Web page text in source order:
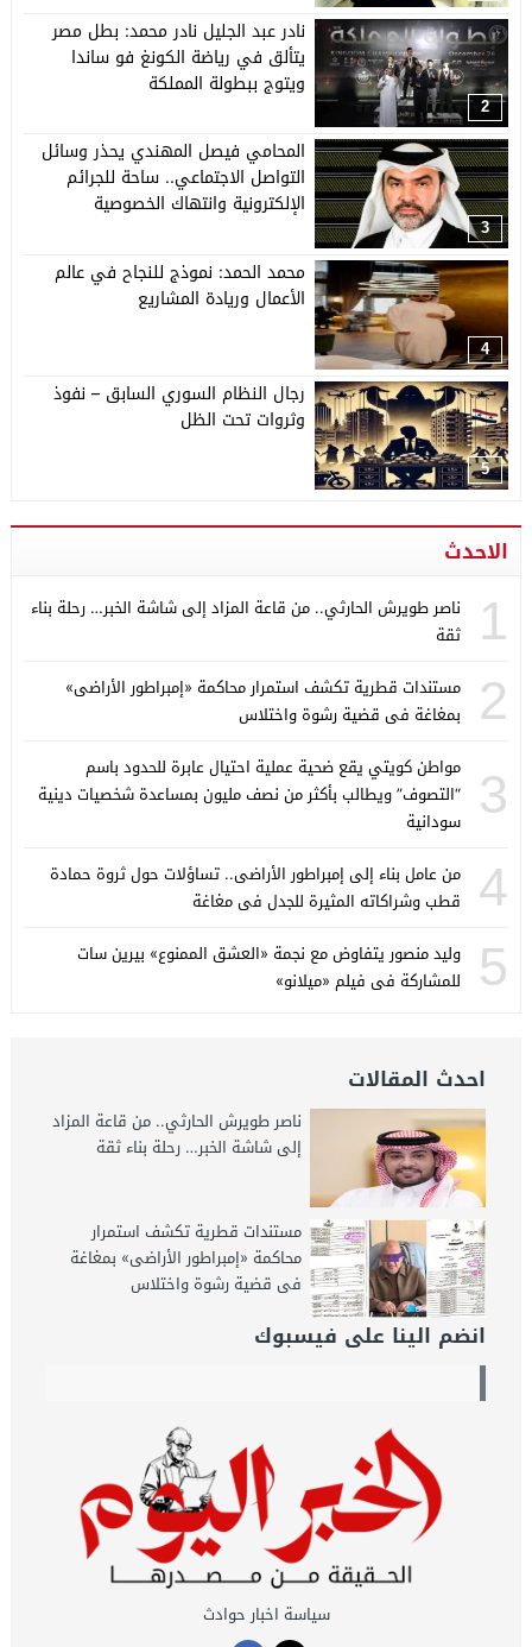
2
نادر عبد الجليل نادر محمد: بطل مصر
يتألق في رياضة الكونغ فو ساندا
ويتوج ببطولة المملكة
3
المحامي فيصل المهندي يحذر وسائل
التواصل الاجتماعي.. ساحة للجرائم
الإلكترونية وانتهاك الخصوصية
4
محمد الحمد: نموذج للنجاح في عالم
الأعمال وريادة المشاريع
5
رجال النظام السوري السابق – نفوذ
وثروات تحت الظل
الاحدث
1
ناصر طويرش الحارثي.. من قاعة المزاد إلى شاشة الخبر… رحلة بناء
ثقة
2
مستندات قطرية تكشف استمرار محاكمة «إمبراطور الأراضى»
بمغاغة فى قضية رشوة واختلاس
3
مواطن كويتي يقع ضحية عملية احتيال عابرة للحدود باسم
“التصوف” ويطالب بأكثر من نصف مليون بمساعدة شخصيات دينية
سودانية
4
من عامل بناء إلى إمبراطور الأراضى.. تساؤلات حول ثروة حمادة
قطب وشراكاته المثيرة للجدل فى مغاغة
5
وليد منصور يتفاوض مع نجمة «العشق الممنوع» بيرين سات
للمشاركة فى فيلم «ميلانو»
احدث المقالات
ناصر طويرش الحارثي.. من قاعة المزاد
إلى شاشة الخبر… رحلة بناء ثقة
مستندات قطرية تكشف استمرار
محاكمة «إمبراطور الأراضى» بمغاغة
فى قضية رشوة واختلاس
انضم الينا على فيسبوك
سياسة اخبار حوادث